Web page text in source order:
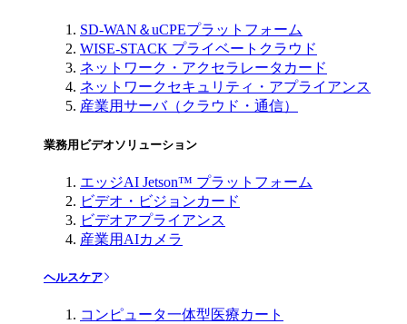
SD-WAN＆uCPEプラットフォーム
WISE-STACK プライベートクラウド
ネットワーク・アクセラレータカード
ネットワークセキュリティ・アプライアンス
産業用サーバ（クラウド・通信）
業務用ビデオソリューション
エッジAI Jetson™ プラットフォーム
ビデオ・ビジョンカード
ビデオアプライアンス
産業用AIカメラ
ヘルスケア
コンピュータ一体型医療カート